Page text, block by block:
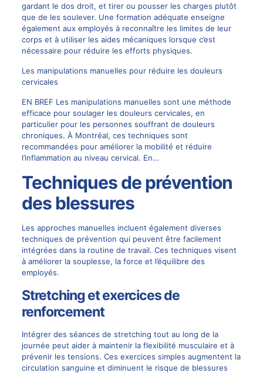
gardant le dos droit, et tirer ou pousser les charges plutôt
que de les soulever. Une formation adéquate enseigne
également aux employés à reconnaître les limites de leur
corps et à utiliser les aides mécaniques lorsque c’est
nécessaire pour réduire les efforts physiques.
Les manipulations manuelles pour réduire les douleurs
cervicales
EN BREF Les manipulations manuelles sont une méthode
efficace pour soulager les douleurs cervicales, en
particulier pour les personnes souffrant de douleurs
chroniques. À Montréal, ces techniques sont
recommandées pour améliorer la mobilité et réduire
l’inflammation au niveau cervical. En…
Techniques de prévention
des blessures
Les approches manuelles incluent également diverses
techniques de prévention qui peuvent être facilement
intégrées dans la routine de travail. Ces techniques visent
à améliorer la souplesse, la force et l’équilibre des
employés.
Stretching et exercices de
renforcement
Intégrer des séances de stretching tout au long de la
journée peut aider à maintenir la flexibilité musculaire et à
prévenir les tensions. Ces exercices simples augmentent la
circulation sanguine et diminuent le risque de blessures